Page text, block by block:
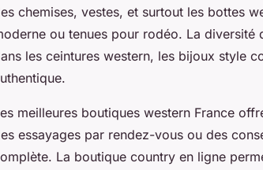
chemises, vestes, et surtout les bottes
ou tenues pour rodéo. La diversité
les ceintures western, les bijoux style
meilleures boutiques western France
essayages par rendez-vous ou des
La boutique country en ligne